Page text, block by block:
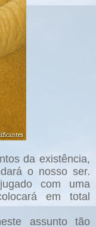
da existência,
o nosso ser.
com uma
em total
assunto tão